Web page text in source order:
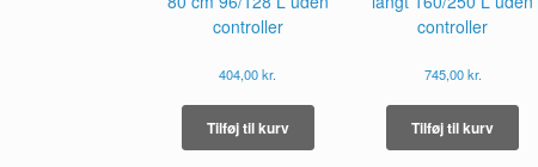
controller
404,00kr.
Tilføj til kurv
controller
745,00kr.
Tilføj til kurv